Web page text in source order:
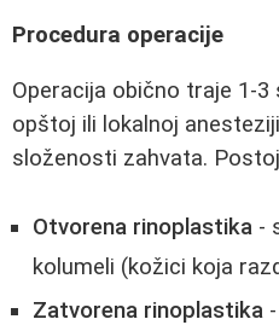
Procedura operacije
Operacija obično traje 1-
opštoj ili lokalnoj
složenosti zahvata.
Otvorena rinoplastika -
kolumeli (kožici koja
Zatvorena rinoplastika